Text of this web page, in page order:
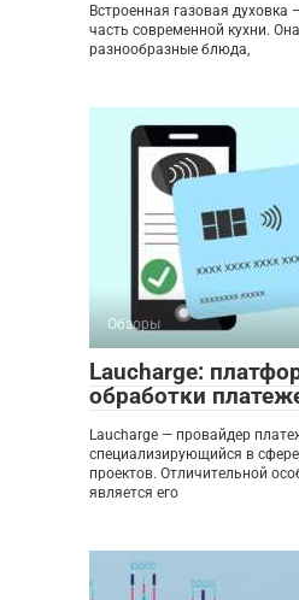
Встроенная газовая духовка
часть современной кухни.
разнообразные блюда,
Обзоры
Laucharge:
обработки
Laucharge — провайдер
специализирующийся в
проектов. Отличительной
является его